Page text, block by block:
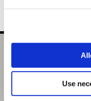
Use
モンスターハンター デ